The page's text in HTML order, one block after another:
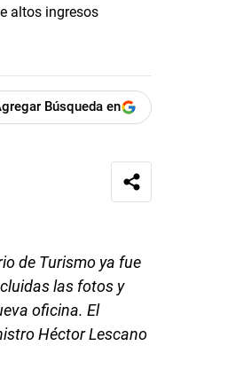
Búsqueda en
de Turismo ya fue
las fotos y
oficina. El
Héctor Lescano